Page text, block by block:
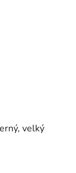
velký